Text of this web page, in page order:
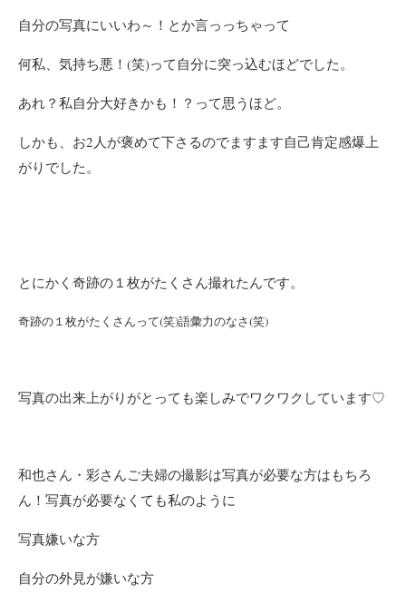
自分の写真にいいわ～！とか言っっちゃって
何私、気持ち悪！(笑)って自分に突っ込むほどでした。
あれ？私自分大好きかも！？って思うほど。
しかも、お2人が褒めて下さるのでますます自己肯定感爆上
がりでした。
とにかく奇跡の１枚がたくさん撮れたんです。
奇跡の１枚がたくさんって(笑)語彙力のなさ(笑)
写真の出来上がりがとっても楽しみでワクワクしています♡
和也さん・彩さんご夫婦の撮影は写真が必要な方はもちろ
ん！ 写真が必要なくても私のように
写真嫌いな方
自分の外見が嫌いな方